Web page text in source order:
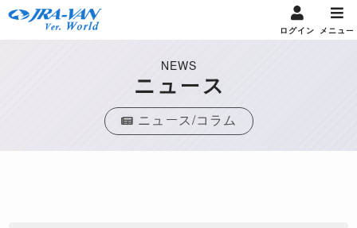
ログイン メニュー
NEWS
ニュース
ニュース/コラム